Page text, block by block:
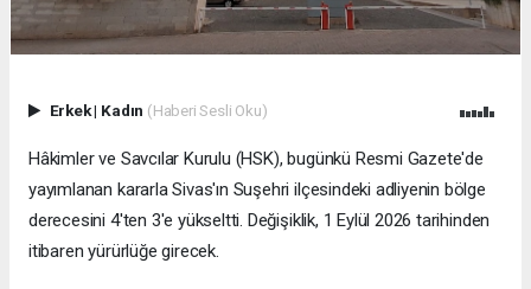
Erkek| Kadın (Haberi Sesli Oku)
Hâkimler ve Savcılar Kurulu (HSK), bugünkü Resmi Gazete'de
yayımlanan kararla Sivas'ın Suşehri ilçesindeki adliyenin bölge
derecesini 4'ten 3'e yükseltti. Değişiklik, 1 Eylül 2026 tarihinden
itibaren yürürlüğe girecek.